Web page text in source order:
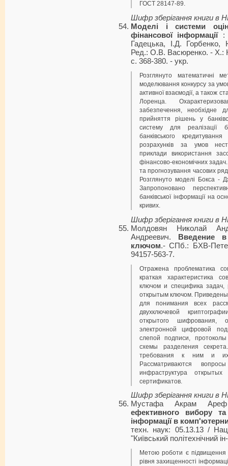
ГОСТ 28147-89.
Шифр зберігання книги в
Моделі і системи
фінансової інформації:
Гадецька, І.Д.
Ред.: О.В. Васюренко. - Х.:
с. 368-380. - укp.
Розглянуто математичні
моделювання конкурсу за
активної взаємодії, а також
Лоренца.
забезпечення, необхідне
прийняття рішень у
систему для реалізації
банківського
розрахунків за умов
приклади використання
фінансово-економічних
та прогнозування часових
Розглянуто моделі Бокса -
Запропоновано
банківської інформації на
кривих.
Шифр зберігання книги в
Молдовян Николай
Андреевич.
Введение
ключом.- СПб.: БХВ-
94157-563-7.
Отражена проблематика
краткая характеристика
ключом и специфика
открытым ключом.
для понимания всех
двухключевой
открытого шифрования,
электронной цифровой
слепой подписи,
схемы разделения
требования к ним и
Рассматриваются
инфраструктура
сертификатов.
Шифр зберігання книги в
Мустафа Акрам
ефективного вибору та
інформації в
техн. наук: 05.13.13 /
"Київський політехнічний
Метою роботи є підвищення
рівня захищенності